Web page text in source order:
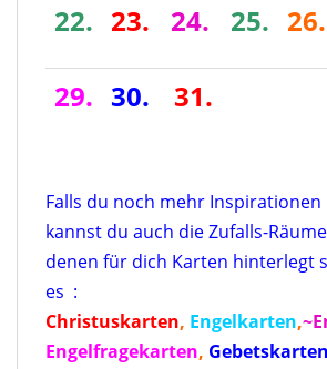
22. 23. 24. 25. 26.
29. 30. 31.
Falls du noch mehr
kannst du auch die Zufalls-
denen für dich Karten hinterlegt
es :
Christuskarten, Engelkarten,
Engelfragekarten,